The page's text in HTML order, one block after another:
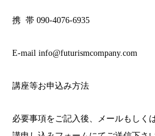
携 帯 090-4076-6935
E-mail info@futurismcompany.com
講座等お申込み方法
必要事項をご記入後、メールもしく